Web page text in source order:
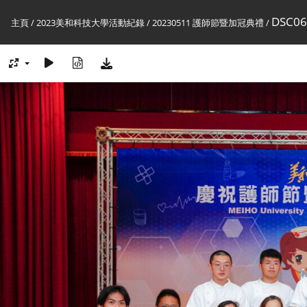
主頁/2023美和科技大學活動紀錄/20230511 護師節暨加冠典禮 /